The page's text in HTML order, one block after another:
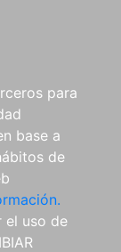
para
base a
de
el uso de